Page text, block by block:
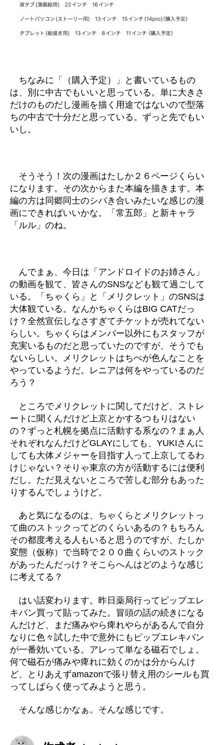
ちなみに「（購入予定）」と書いているもの
は、別に中古でもいいと思っている。単に大きさ
だけのものだし漫画を描く用途ではないので型落
ちの中古で十分だと思っている。ずっと先でもい
いし。
そうそう！次の漫画はたしか２６ページくらい
になります。その次からまた本編を描きます。本
編の方は同郷同士のシバき合いみたいな感じの漫
画にできればいいかな。「常五郎」と新キャラ
「ルル」のね。
んでまぁ、今日は「アンドロイドのお姉さん」
の動画を観て、皆さんのSNSなども観て過ごして
いる。「ちゃくら」と「メリクレット」のSNSは
大体観ている。なんかちゃくらはBIG CATだっ
け？全然宣伝しなさすぎてチケットが売れてない
らしい。ちゃくらはメンバー以外にもスタッフが
充実いるものだと思っていたのですが、そうでも
ないらしい。メリクレットはちぺが色んなことを
やっているようだ。レニアは何をやっているのだ
ろう？
ところでメリクレットに関してだけど、ストレ
ートに聞くんだけど上京とかするつもりはない
の？ずっと札幌を拠点に活動する系なの？まぁ人
それぞれなんだけどGLAYにしても、YUKIさんに
しても大体メジャーを目指す人って上京してるわ
けじゃない？そりゃ東京の方が活動するには便利
だし。ただ見えないところで苦しむ部分もあった
りするんでしょうけど。
あと気になるのは、ちゃくらとメリクレットっ
て曲のストックってどのくらいあるの？もちろん
その都度考える人もいると思うのですが、たしか
変態（仮称）で当時で２００曲くらいのストック
があったんだっけ？そこらへんはどのような感じ
に考えてる？
はい話変わります。昨日薬局行ってピップエレ
キバン買って貼ってみた。冒頭の話の続きになる
んだけど、まだ痛みやら痺れやらがあるんで自分
なりに色々試した中で意外にもピップエレキバン
が一番効いている。アレって単なる磁石でしょ。
何で磁石が痛みや痺れに効くのかは分からんけ
ど、とりあえずamazonで張り替え用のシールも買
ってしばらく使ってみようと思う。
そんな感じかなぁ。そんな感じです。